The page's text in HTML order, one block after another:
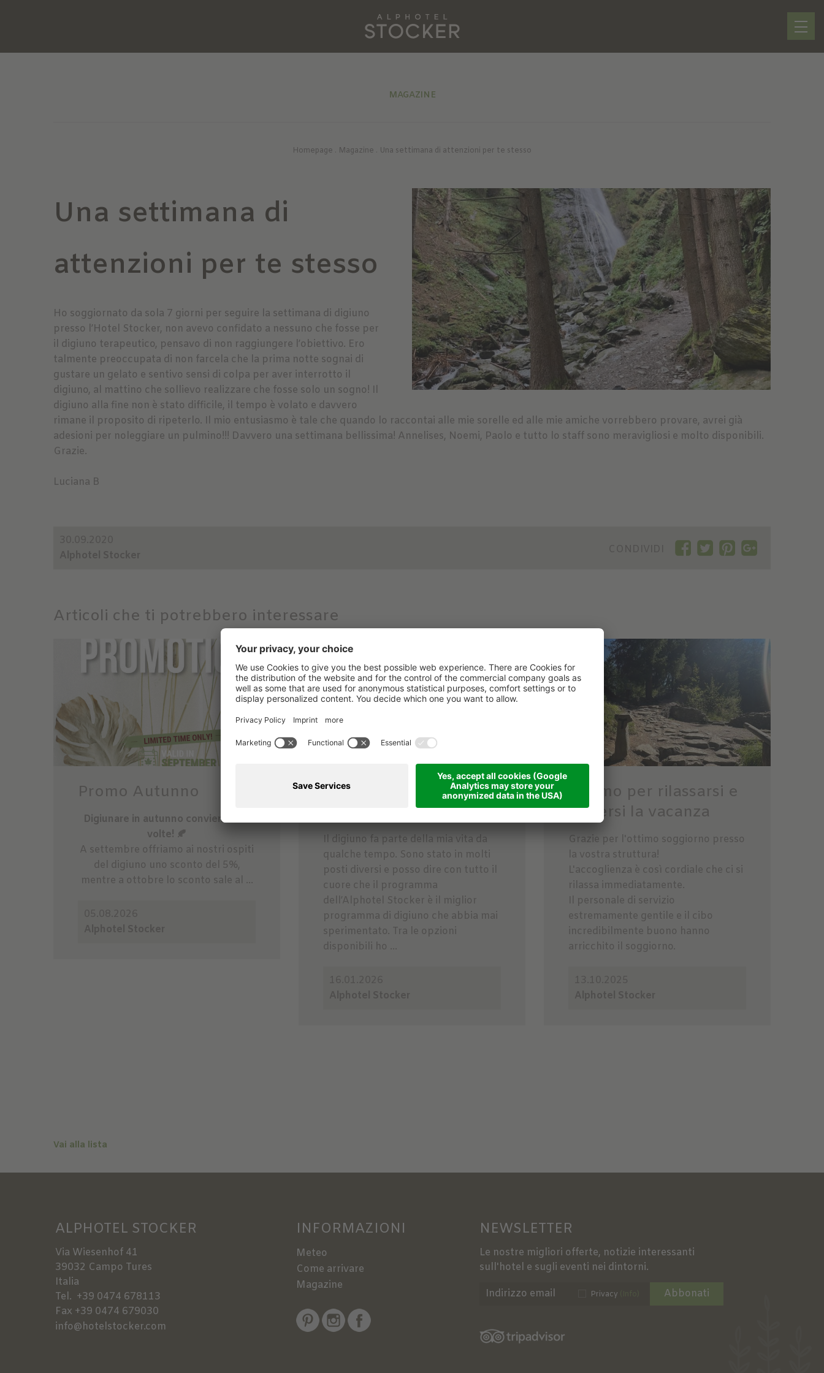
MAGAZINE
Homepage . Magazine . Una settimana di attenzioni per te stesso
Una settimana di
attenzioni per te stesso
Ho soggiornato da sola 7 giorni per seguire la settimana di digiuno
presso l’Hotel Stocker, non avevo confidato a nessuno che fosse per
il digiuno terapeutico, pensavo di non raggiungere l’obiettivo. Ero
talmente preoccupata di non farcela che la prima notte sognai di
gustare un gelato e sentivo sensi di colpa per aver interrotto il
digiuno, al mattino che sollievo realizzare che fosse solo un sogno! Il
digiuno alla fine non è stato difficile, il tempo è volato e davvero
rimane il proposito di ripeterlo. Il mio entusiasmo è tale che quando lo raccontai alle mie sorelle ed alle mie amiche vorrebbero provare, avrei già
adesioni per noleggiare un pulmino!!! Davvero una settimana bellissima! Annelises, Noemi, Paolo e tutto lo staff sono meravigliosi e molto disponibili.
Grazie.
Luciana B
Articoli che ti potrebbero interessare
Promo Autunno
Digiunare in autunno conviene due
volte! 🍂
A settembre offriamo ai nostri ospiti
del digiuno uno sconto del 5%,
mentre a ottobre lo sconto sale al ...
Il miglior regalo che
puoi fare a te stesso!
Il digiuno fa parte della mia vita da
qualche tempo. Sono stato in molti
posti diversi e posso dire con tutto il
cuore che il programma
dell’Alphotel Stocker è il miglior
programma di digiuno che abbia mai
sperimentato. Tra le opzioni
disponibili ho ...
Ottimo per rilassarsi e
godersi la vacanza
Grazie per l'ottimo soggiorno presso
la vostra struttura!
L'accoglienza è così cordiale che ci si
rilassa immediatamente.
Il personale di servizio
estremamente gentile e il cibo
incredibilmente buono hanno
arricchito il soggiorno.
Vai alla lista
ALPHOTEL STOCKER
Via Wiesenhof 41
39032 Campo Tures
Italia
Tel. +39 0474 678113
Fax +39 0474 679030
info@hotelstocker.com
INFORMAZIONI
Meteo
Come arrivare
Magazine
NEWSLETTER
Le nostre migliori offerte, notizie interessanti
sull'hotel e sugli eventi nei dintorni.
Privacy Abbonati